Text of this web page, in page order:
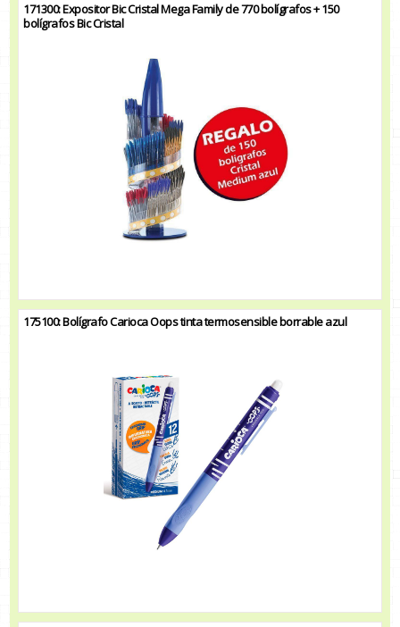
171300: Expositor Bic Cristal Mega Family de 770 bolígrafos + 150
bolígrafos Bic Cristal
175100: Bolígrafo Carioca Oops tinta termosensible borrable azul